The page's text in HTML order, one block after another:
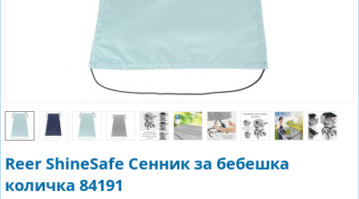
Reer ShineSafe Сенник за бебешка
количка 84191